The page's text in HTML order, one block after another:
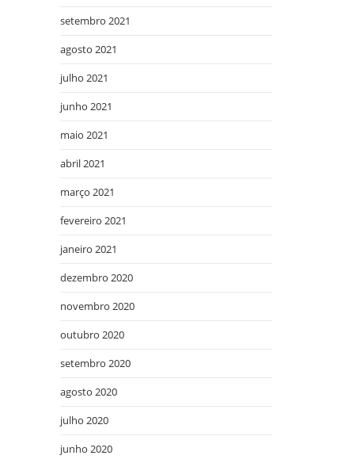
setembro 2021
agosto 2021
julho 2021
junho 2021
maio 2021
abril 2021
março 2021
fevereiro 2021
janeiro 2021
dezembro 2020
novembro 2020
outubro 2020
setembro 2020
agosto 2020
julho 2020
junho 2020